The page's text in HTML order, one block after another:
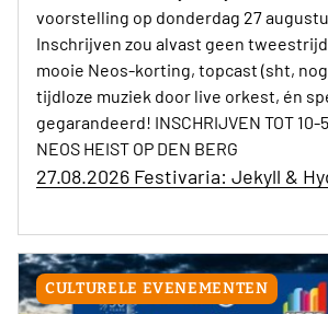
voorstelling op donderdag 27
Inschrijven zou alvast geen
mooie Neos-korting, topcast (sht,
tijdloze muziek door live orkest, én
gegarandeerd! INSCHRIJVEN TOT 10-
NEOS HEIST OP DEN BERG
27.08.2026 Festivaria: Jekyll &
CULTURELE EVENEMENTEN